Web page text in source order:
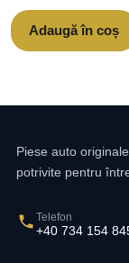
Adaugă în coș
Piese auto
potrivite pentru
Telefon
+40 734 154